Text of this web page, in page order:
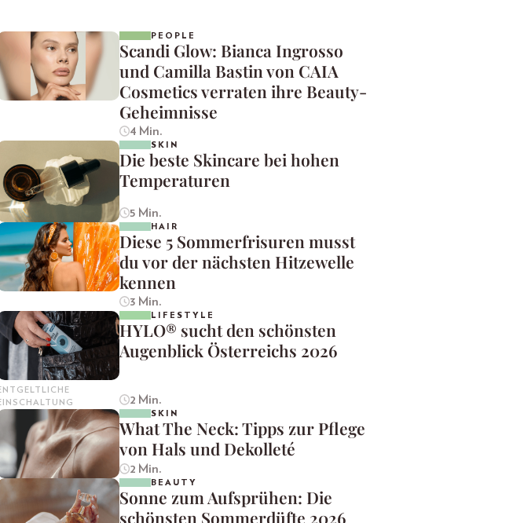
PEOPLE
Scandi Glow: Bianca Ingrosso
und Camilla Bastin von CAIA
Cosmetics verraten ihre Beauty-
Geheimnisse
4 Min.
SKIN
Die beste Skincare bei hohen
Temperaturen
5 Min.
HAIR
Diese 5 Sommerfrisuren musst
du vor der nächsten Hitzewelle
kennen
3 Min.
LIFESTYLE
HYLO® sucht den schönsten
Augenblick Österreichs 2026
2 Min.
SKIN
What The Neck: Tipps zur Pflege
von Hals und Dekolleté
2 Min.
BEAUTY
Sonne zum Aufsprühen: Die
schönsten Sommerdüfte 2026